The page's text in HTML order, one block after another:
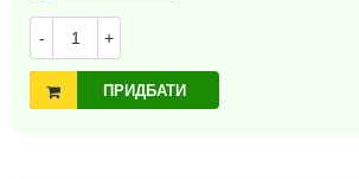
- +
ПРИДБАТИ